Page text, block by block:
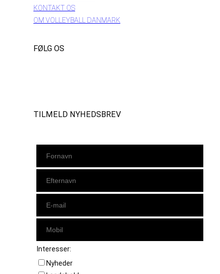
KONTAKT OS
OM VOLLEYBALL DANMARK
FØLG OS
TILMELD NYHEDSBREV
Interesser:
Nyheder